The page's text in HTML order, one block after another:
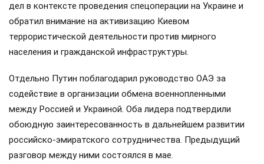
дел в контексте проведения спецоперации на Украине и
обратил внимание на активизацию Киевом
террористической деятельности против мирного
населения и гражданской инфраструктуры.
Отдельно Путин поблагодарил руководство ОАЭ за
содействие в организации обмена военнопленными
между Россией и Украиной. Оба лидера подтвердили
обоюдную заинтересованность в дальнейшем развитии
российско-эмиратского сотрудничества. Предыдущий
разговор между ними состоялся в мае.